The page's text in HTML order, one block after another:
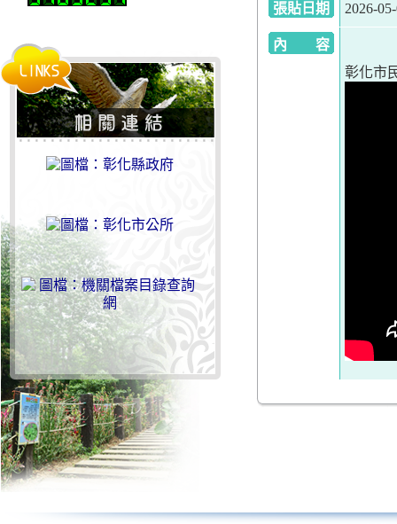
張貼日期 2026-
內 容
彰化市